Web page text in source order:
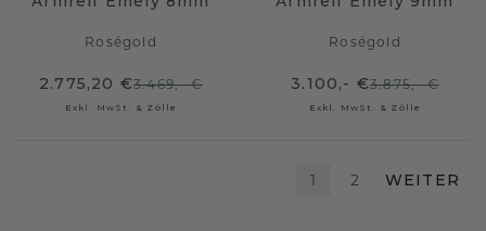
Roségold
2.775,20 €3.469,- €
Exkl. MwSt. & Zölle
Roségold
3.100,- €3.875,- €
Exkl. MwSt. & Zölle
1 2 WEITER